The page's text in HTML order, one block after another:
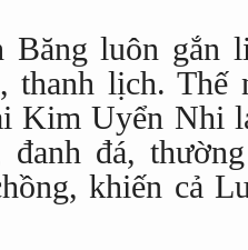
Băng luôn gắn
thanh lịch.
Kim Uyển Nhi
đá,
khiến cả